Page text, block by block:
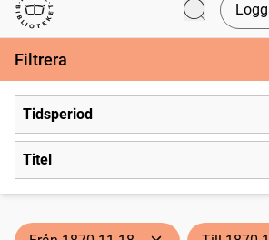
Svenska tidningar
Filtrera
Tidsperiod
Titel